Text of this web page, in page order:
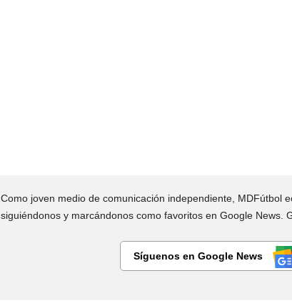
Como joven medio de comunicación independiente, MDFútbol
siguiéndonos y marcándonos como favoritos en Google News.
Síguenos en Google News